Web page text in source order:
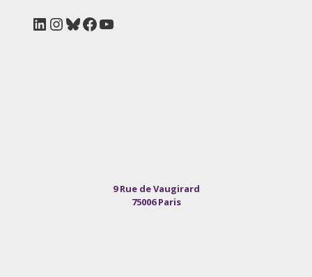
LinkedIn
Instagram
Bluesky
Facebook
YouTube
9 Rue de Vaugirard
75006 Paris